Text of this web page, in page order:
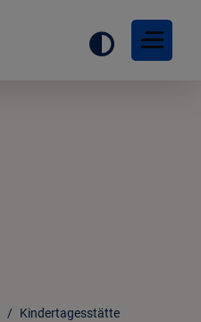
Kindertagesstätte